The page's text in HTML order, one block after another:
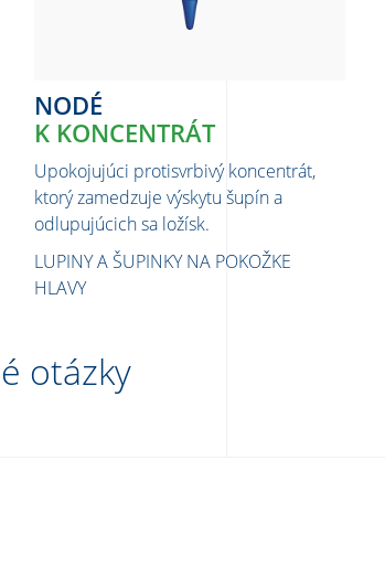
NODÉ
K KONCENTRÁT
Upokojujúci protisvrbivý koncentrát,
ktorý zamedzuje výskytu šupín a
odlupujúcich sa ložísk.
LUPINY A ŠUPINKY NA POKOŽKE
HLAVY
otázky